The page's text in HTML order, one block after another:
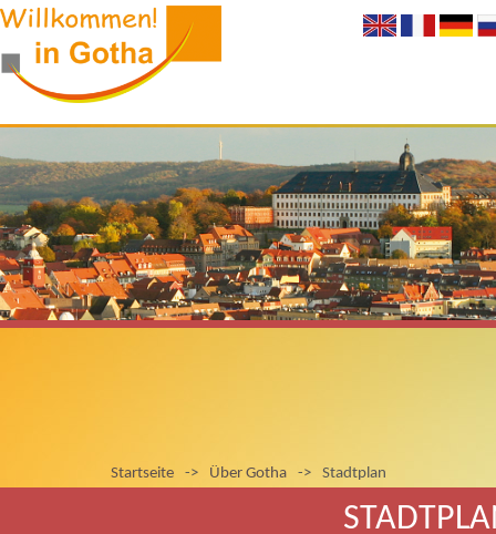
Startseite -> Über Gotha -> Stadtplan